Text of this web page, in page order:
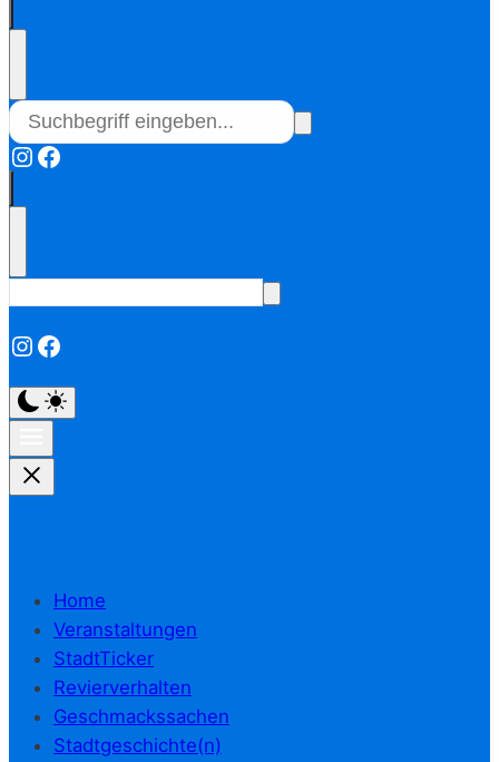
Instagram
Facebook
Instagram
Facebook
Home
Veranstaltungen
StadtTicker
Revierverhalten
Geschmackssachen
Stadtgeschichte(n)